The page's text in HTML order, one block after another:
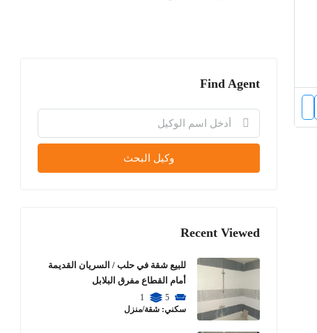
Find Agent
وكيل البحث
Recent Viewed
للبيع شقة في حلب / السريان القديمة
أمام القطاع مفرق البلابل
5
1
سكني: شقة/منزل